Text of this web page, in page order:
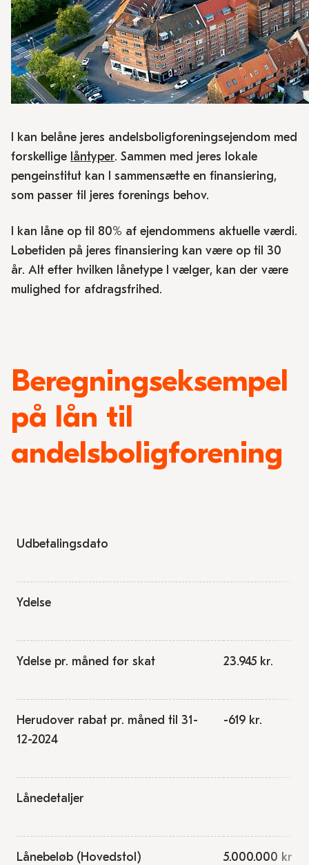
I kan belåne jeres andelsboligforeningsejendom med
forskellige låntyper. Sammen med jeres lokale
pengeinstitut kan I sammensætte en finansiering,
som passer til jeres forenings behov.
I kan låne op til 80% af ejendommens aktuelle værdi.
Løbetiden på jeres finansiering kan være op til 30
år. Alt efter hvilken lånetype I vælger, kan der være
mulighed for afdragsfrihed.
Beregningseksempel
på lån til
andelsboligforening
Udbetalingsdato
Ydelse
Ydelse pr. måned før skat 23.945 kr.
Herudover rabat pr. måned til 31-
12-2024
-619 kr.
Lånedetaljer
Lånebeløb (Hovedstol) 5.000.000 kr.